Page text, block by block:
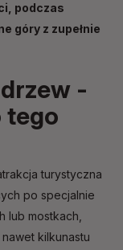
podczas
góry z zupełnie
-
tego
turystyczna
po specjalnie
lub mostkach,
kilkunastu